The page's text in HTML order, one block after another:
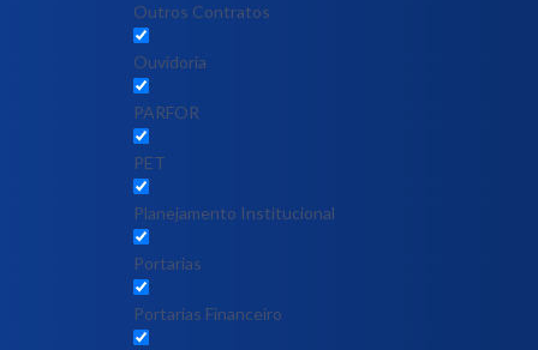
Outros Contratos
Ouvidoria
PARFOR
PET
Planejamento Institucional
Portarias
Portarias Financeiro